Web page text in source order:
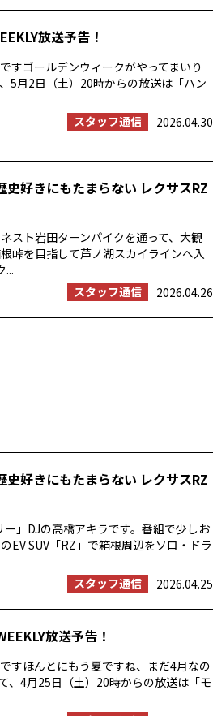
放送予告！
すゴールデンウィークがやってまいり
5月2日（土）20時からの放送は「ハン
スタッフ通信
2026.04.30
史好きにもたまらない レクサスRZ
スト岩田ターンパイクを通って、大観
峠を目指して芦ノ湖スカイラインへ入
...
スタッフ通信
2026.04.26
史好きにもたまらない レクサスRZ
」DJの高橋アキラです。番組で少しお
EV SUV「RZ」で箱根周辺をソロ・ドラ
スタッフ通信
2026.04.25
放送予告！
すほんとにもう夏ですね、まだ4月なの
、4月25日（土）20時からの放送は「モ